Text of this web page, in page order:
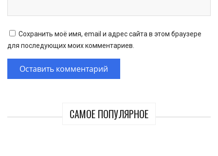
САМОЕ ПОПУЛЯРНОЕ
Сохранить моё имя, email и адрес сайта в этом браузере
для последующих моих комментариев.